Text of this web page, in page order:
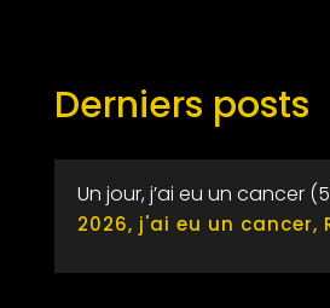
Derniers posts
Un jour, j’ai eu un cancer
2026, j'ai eu un cancer,